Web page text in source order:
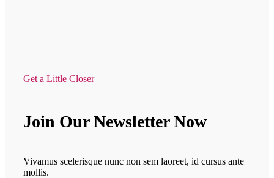
Get a Little Closer
Join Our Newsletter Now
Vivamus scelerisque nunc non sem laoreet, id cursus ante
mollis.